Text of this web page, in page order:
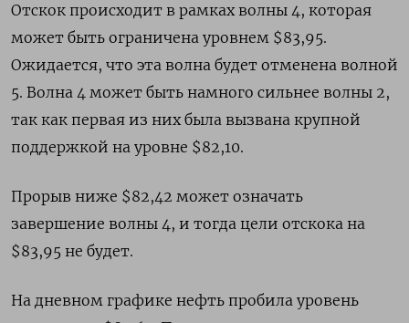
Отскок происходит в рамках волны 4, которая
может быть ограничена уровнем $83,95.
Ожидается, что эта волна будет отменена волной
5. Волна 4 может быть намного сильнее волны 2,
так как первая из них была вызвана крупной
поддержкой на уровне $82,10.
Прорыв ниже $82,42 может означать
завершение волны 4, и тогда цели отскока на
$83,95 не будет.
На дневном графике нефть пробила уровень